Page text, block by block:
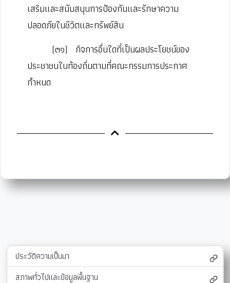
เสริมและสนับสนุนการป้องกันและรักษาความ
ปลอดภัยในชีวิตและทรัพย์สิน
(๓๑)
กิจการอื่นใดที่เป็นผลประโยชน์ของ
ประชาชนในท้องถิ่นตามที่คณะกรรมการประกาศ
กำหนด
ประวัติความเป็นมา
สภาพทั่วไปและข้อมูลพื้นฐาน